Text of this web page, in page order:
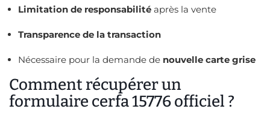
Limitation de responsabilité après la vente
Transparence de la transaction
Nécessaire pour la demande de nouvelle carte grise
Comment récupérer un
formulaire cerfa 15776 officiel ?